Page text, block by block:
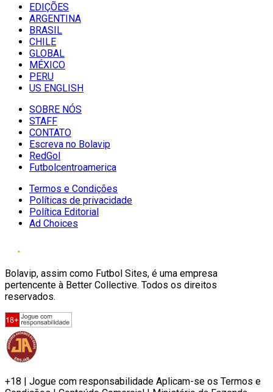
EDIÇÕES
ARGENTINA
BRASIL
CHILE
GLOBAL
MÉXICO
PERU
US ENGLISH
SOBRE NÓS
STAFF
CONTATO
Escreva no Bolavip
RedGol
Futbolcentroamerica
Termos e Condições
Políticas de privacidade
Política Editorial
Ad Choices
Bolavip, assim como Futbol Sites, é uma empresa
pertencente à Better Collective. Todos os direitos
reservados.
+18 | Jogue com responsabilidade Aplicam-se os Termos e